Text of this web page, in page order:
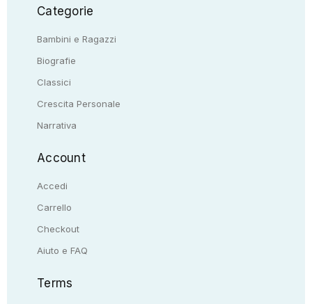
Categorie
Bambini e Ragazzi
Biografie
Classici
Crescita Personale
Narrativa
Account
Accedi
Carrello
Checkout
Aiuto e FAQ
Terms